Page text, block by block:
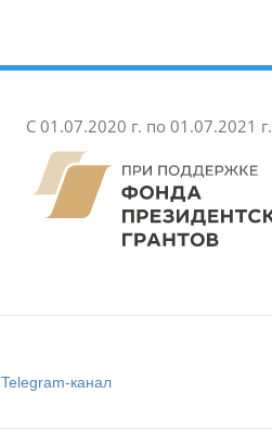
С 01.07.2020 г. по 01.07.2021 г.
Telegram-канал